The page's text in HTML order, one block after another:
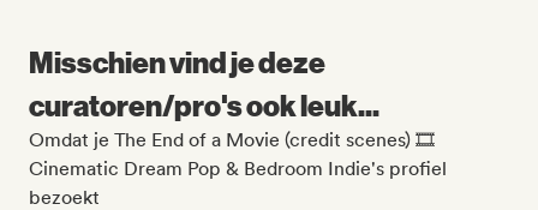
Misschien vind je deze
curatoren/pro's ook leuk...
Omdat je The End of a Movie (credit scenes) 🎞️
Cinematic Dream Pop & Bedroom Indie's profiel
bezoekt